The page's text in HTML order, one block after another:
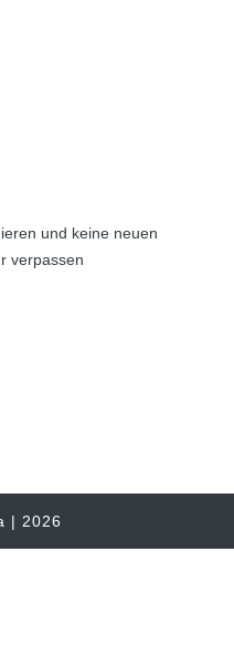
und keine neuen
verpassen
| 2026